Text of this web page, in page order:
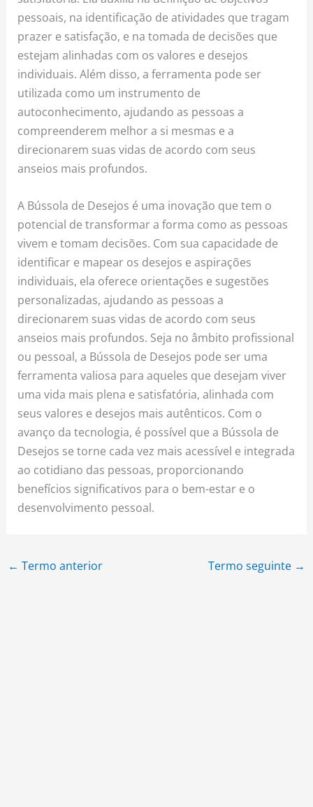
pessoais, na identificação de atividades que tragam
prazer e satisfação, e na tomada de decisões que
estejam alinhadas com os valores e desejos
individuais. Além disso, a ferramenta pode ser
utilizada como um instrumento de
autoconhecimento, ajudando as pessoas a
compreenderem melhor a si mesmas e a
direcionarem suas vidas de acordo com seus
anseios mais profundos.
A Bússola de Desejos é uma inovação que tem o
potencial de transformar a forma como as pessoas
vivem e tomam decisões. Com sua capacidade de
identificar e mapear os desejos e aspirações
individuais, ela oferece orientações e sugestões
personalizadas, ajudando as pessoas a
direcionarem suas vidas de acordo com seus
anseios mais profundos. Seja no âmbito profissional
ou pessoal, a Bússola de Desejos pode ser uma
ferramenta valiosa para aqueles que desejam viver
uma vida mais plena e satisfatória, alinhada com
seus valores e desejos mais autênticos. Com o
avanço da tecnologia, é possível que a Bússola de
Desejos se torne cada vez mais acessível e integrada
ao cotidiano das pessoas, proporcionando
benefícios significativos para o bem-estar e o
desenvolvimento pessoal.
← Termo anterior Termo seguinte →